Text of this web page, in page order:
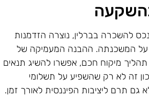
להשכרה בברלין, נוצרה הזדמנות
על המשכנתה. ההבנה המעמיקה של
מיקוח חכם, אפשרו להשיג תנאים
זה לא רק שהשפיע על תשלומי
גם תרם ליציבות הפיננסית לאורך זמן.